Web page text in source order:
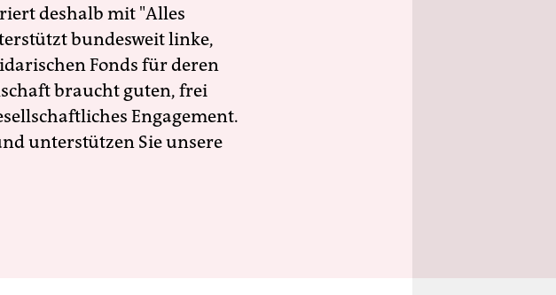
deshalb mit "Alles
bundesweit linke,
Fonds für deren
braucht guten, frei
Engagement.
unterstützen Sie unsere